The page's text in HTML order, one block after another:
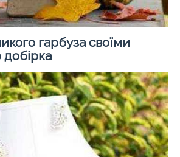
гарбуза своїми